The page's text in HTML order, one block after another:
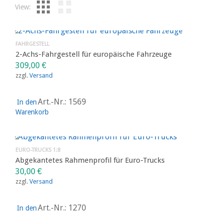
View:
FAHRGESTELL
2-Achs-Fahrgestell für europäische Fahrzeuge
309,00 €
zzgl. Versand
In den
Warenkorb
Art.-Nr.: 1569
EURO-TRUCKS 1:8
Abgekantetes Rahmenprofil für Euro-Trucks
30,00 €
zzgl. Versand
In denArt.-Nr.: 1270